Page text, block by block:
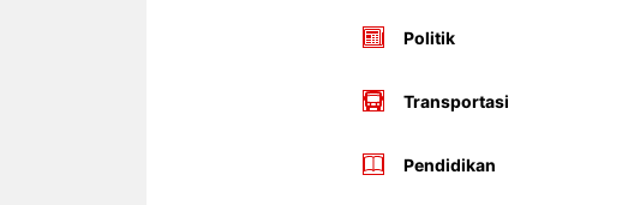
Politik
Transportasi
Pendidikan